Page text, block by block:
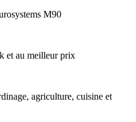
et au meilleur prix
agriculture, cuisine et